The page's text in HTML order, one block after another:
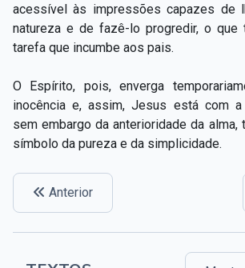
acessível às impressões capazes de
natureza e de fazê-lo progredir, o que
tarefa que incumbe aos pais.
O Espírito, pois, enverga
inocência e, assim, Jesus está com a
sem embargo da anterioridade da alma,
símbolo da pureza e da simplicidade.
Anterior